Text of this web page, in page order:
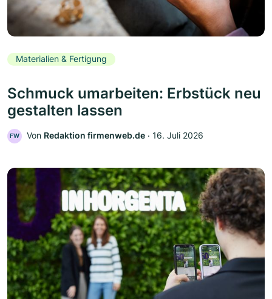
Materialien & Fertigung
Schmuck umarbeiten: Erbstück neu
gestalten lassen
FW Von Redaktion firmenweb.de ‧ 16. Juli 2026